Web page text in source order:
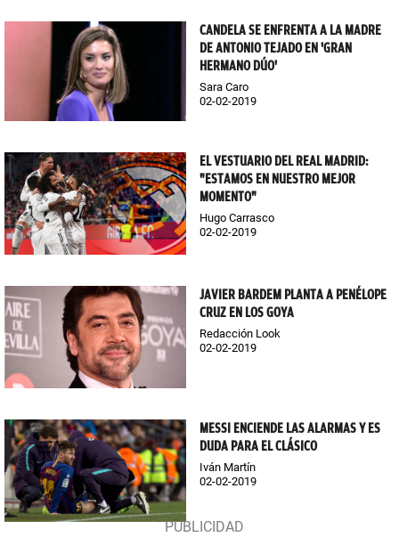
CANDELA SE ENFRENTA A LA MADRE
DE ANTONIO TEJADO EN 'GRAN
HERMANO DÚO'
Sara Caro
02-02-2019
EL VESTUARIO DEL REAL MADRID:
"ESTAMOS EN NUESTRO MEJOR
MOMENTO"
Hugo Carrasco
02-02-2019
JAVIER BARDEM PLANTA A PENÉLOPE
CRUZ EN LOS GOYA
Redacción Look
02-02-2019
MESSI ENCIENDE LAS ALARMAS Y ES
DUDA PARA EL CLÁSICO
Iván Martín
02-02-2019